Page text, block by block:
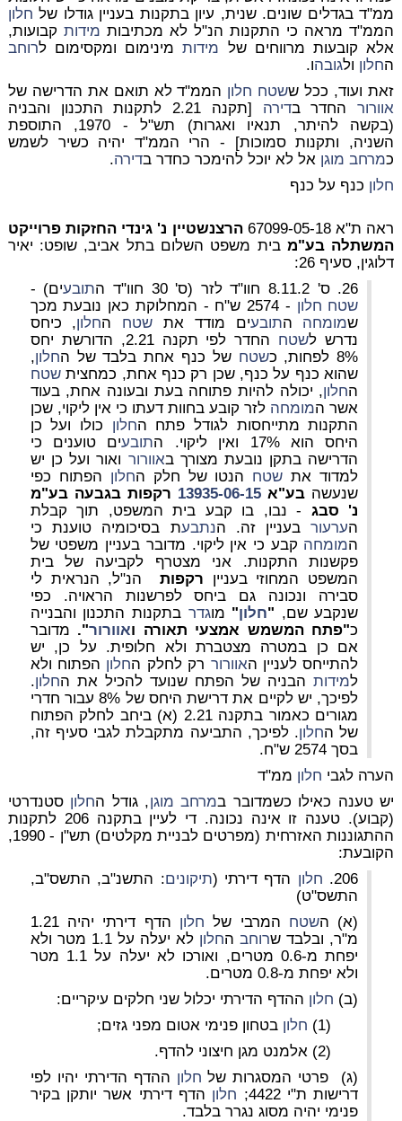
ממ"ד בגדלים שונים. שנית, עיון בתקנות בעניין גודלו של חלון
הממ"ד מראה כי התקנות הנ"ל לא מכתיבות מידות קבועות,
אלא קובעות מרווחים של מידותמינימום ומקסימום לרוחב
החלון ולגובהו.
זאת ועוד, ככל ששטח חלון הממ"ד לא תואם את הדרישה של
אוורורהחדר בדירה
[תקנה 2.21 לתקנות התכנון והבניה
(בקשה להיתר, תנאיו ואגרות) תש"ל - 1970, התוספת
השניה, ותקנות סמוכות] - הרי הממ"ד יהיה כשיר לשמש
כמרחב מוגן אל לא יוכל להימכר כחדר בדירה.
חלון כנף על כנף
ראה ת"א 67099-05-18
הרצנשטיין נ' גינדי החזקות פרוייקט
המשתלה בע"מבית משפט השלום בתל אביב, שופט: יאיר
דלוגין, סעיף 26:
26.
ס' 8.11.2 חוו"ד לזר (ס' 30 חוו"ד ה תובעים) -
שטח חלון - 2574 ש"ח
- המחלוקת כאן נובעת מכך
שמומחה התובעים מודד את שטח החלון, כיחס
נדרש לשטח
החדר לפי תקנה 2.21, הדורשת יחס
8% לפחות, כ
שטח של כנף אחת בלבד של החלון,
שהוא כנף על כנף, שכן רק כנף אחת, כמחציתשטח
החלון, יכולה להיות פתוחה בעת ובעונה אחת, בעוד
אשר המומחה לזר קובע בחוות דעתו כי אין ליקוי, שכן
התקנות מתייחסות לגודל פתח החלון כולו ועל כן
היחס הוא 17% ואין ליקוי. ה
תובעים טוענים כי
הדרישה בתקן נובעת מצורך באוורור ואור ועל כן יש
למדוד את שטח הנטו של חלק החלון הפתוח כפי
שנעשה בע"א 13935-06-15 רקפות בגבעה בע"מ
נ' סבג - נבו, בו קבע בית המשפט, תוך קבלת
הערעורבעניין זה. הנתבעת בסיכומיה טוענת כי
המומחה קבע כי אין ליקוי. מדובר בעניין משפטי של
פקשנות התקנות. אני מצטרף לקביעה של בית
המשפט המחוזי בעניין רקפות
הנ"ל, הנראית לי
סבירה ונכונה גם ביחס לפרשנות הראויה. כפי
שנקבע שם, "חלון" מוגדר בתקנות התכנון והבנייה
כ"פתח המשמש אמצעי תאורה ואוורור". מדובר
אם כן במטרה מצטברת ולא חלופית. על כן, יש
להתייחס לעניין האוורור רק לחלק החלון הפתוח ולא
למידותהבניה של הפתח שנועד להכיל את החלון.
לפיכך, יש לקיים את דרישת היחס של 8% עבור חדרי
מגורים כאמור בתקנה 2.21 (א) ביחב לחלק הפתוח
של החלון. לפיכך, התביעה מתקבלת לגבי סעיף זה,
בסך 2574 ש"ח.
הערה לגבי חלון ממ"ד
יש טענה כאילו כשמדובר במרחב מוגן, גודל החלון סטנדרטי
(קבוע). טענה זו אינה נכונה. די לעיין בתקנה 206 לתקנות
ההתגוננות האזרחית (מפרטים לבניית מקלטים) תש"ן - 1990,
הקובעת:
206.
חלון הדף דירתי (תיקונים: התשנ"ב, התשס"ב,
התשס"ט)
(א) השטח המרבי של חלון
הדף דירתי יהיה 1.21
מ"ר, ובלבד שרוחבהחלון
לא יעלה על 1.1 מטר ולא
יפחת מ-0.6 מטרים, ואורכו לא יעלה על 1.1 מטר
ולא יפחת מ-0.8 מטרים.
(ב) חלון ההדף הדירתי יכלול שני חלקים עיקריים:
(1)
חלון בטחון פנימי אטום מפני גזים;
(2) אלמנט מגן חיצוני להדף.
(ג) פרטי המסגרות של חלון ההדף הדירתי יהיו לפי
דרישות ת"י 4422;
חלון הדף דירתי אשר יותקן בקיר
פנימי יהיה מסוג נגרר בלבד.